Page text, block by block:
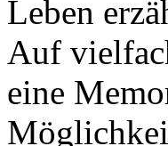
Leben
Auf
eine